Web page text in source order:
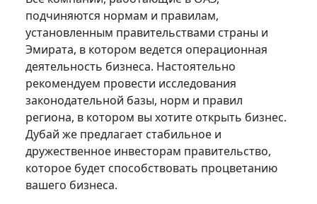
подчиняются нормам и правилам,
установленным правительствами страны и
Эмирата, в котором ведется операционная
деятельность бизнеса. Настоятельно
рекомендуем провести исследования
законодательной базы, норм и правил
региона, в котором вы хотите открыть бизнес.
Дубай же предлагает стабильное и
дружественное инвесторам правительство,
которое будет способствовать процветанию
вашего бизнеса.